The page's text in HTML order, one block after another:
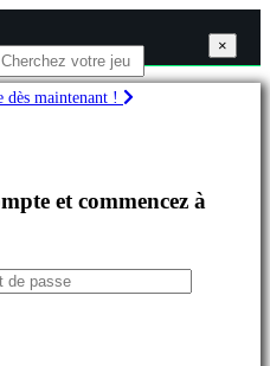
×
dès maintenant !
et commencez à
×
×